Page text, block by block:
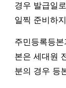
경우 발급일
일찍 준비하
주민등록등
본은 세대원
분의 경우 등